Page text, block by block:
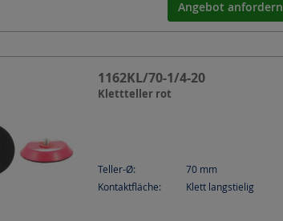
Angebot anfordern
1162KL/70-1/4-20
Klettteller rot
Teller-Ø: 70 mm
Kontaktfläche:
Klett langstielig